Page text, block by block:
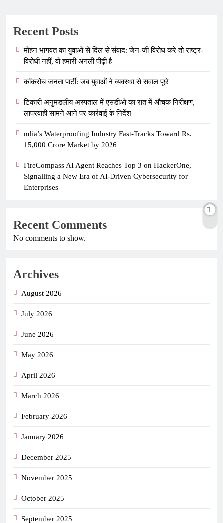
Recent Posts
मोहन भागवत का युवाओं से दिल से संवाद: जेन-जी विरोध करे तो राष्ट्र-
विरोधी नहीं, वो हमारी अगली पीढ़ी है
कॉकरोच जनता पार्टी: जब युवाओं ने व्यवस्था से सवाल पूछे
टिकारी अनुमंडलीय अस्पताल में एसडीओ का रात में औचक निरीक्षण,
लापरवाही सामने आने पर कार्रवाई के निर्देश
ndia’s Waterproofing Industry Fast-Tracks Toward Rs.
15,000 Crore Market by 2026
FireCompass AI Agent Reaches Top 3 on HackerOne,
Signalling a New Era of AI-Driven Cybersecurity for
Enterprises
Recent Comments
No comments to show.
Archives
August 2026
July 2026
June 2026
May 2026
April 2026
March 2026
February 2026
January 2026
December 2025
November 2025
October 2025
September 2025